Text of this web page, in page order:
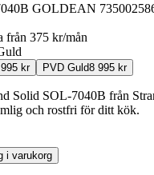
GOLDEAN
från 375 kr/mån
kr PVD Guld8 995 kr
Solid SOL-7040B från
och rostfri för ditt kök.
i varukorg